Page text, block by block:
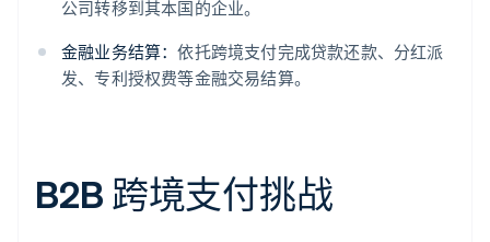
公司转移到其本国的企业。
金融业务结算：依托跨境支付完成贷款还款、分红派
发、专利授权费等金融交易结算。
B2B 跨境支付挑战